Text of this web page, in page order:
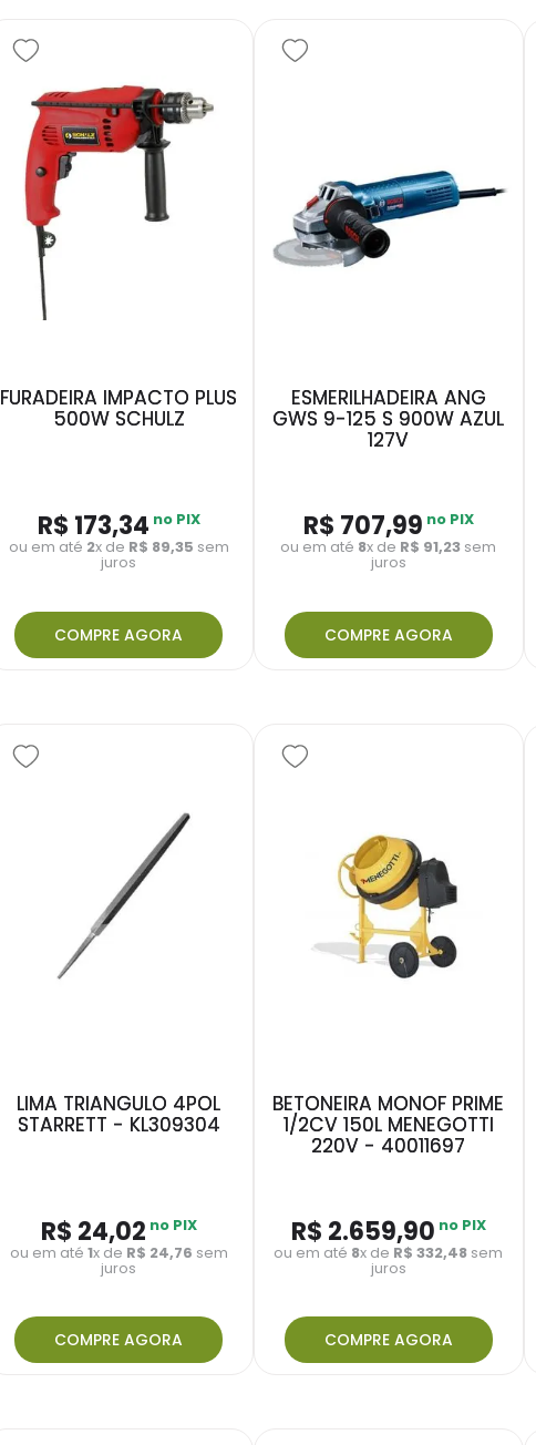
FURADEIRA IMPACTO PLUS
500W SCHULZ
R$ 173,34 no PIX
ou em até 2x de R$ 89,35 sem
juros
COMPRE AGORA
ESMERILHADEIRA ANG
GWS 9-125 S 900W AZUL
127V
R$ 707,99 no PIX
ou em até 8x de R$ 91,23 sem
juros
COMPRE AGORA
LIMA TRIANGULO 4POL
STARRETT - KL309304
R$ 24,02 no PIX
ou em até 1x de R$ 24,76 sem
juros
COMPRE AGORA
BETONEIRA MONOF PRIME
1/2CV 150L MENEGOTTI
220V - 40011697
R$ 2.659,90 no PIX
ou em até 8x de R$ 332,48 sem
juros
COMPRE AGORA